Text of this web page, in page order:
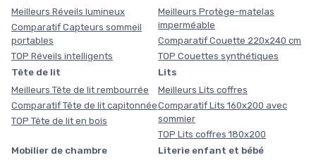
Meilleurs Réveils lumineux
Comparatif Capteurs sommeil
portables
TOP Réveils intelligents
Meilleurs Protège-matelas
imperméable
Comparatif Couette 220x240 cm
TOP Couettes synthétiques
Tête de lit
Meilleurs Tête de lit rembourrée
Comparatif Tête de lit capitonnée
TOP Tête de lit en bois
Lits
Meilleurs Lits coffres
Comparatif Lits 160x200 avec
sommier
TOP Lits coffres 180x200
Mobilier de chambre Literie enfant et bébé